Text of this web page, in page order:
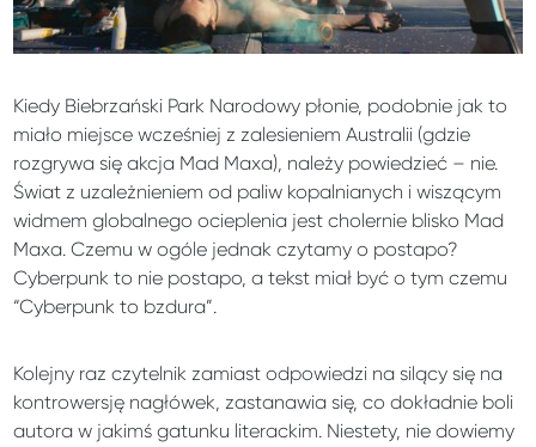
Kiedy Biebrzański Park Narodowy płonie, podobnie jak to
miało miejsce wcześniej z zalesieniem Australii (gdzie
rozgrywa się akcja Mad Maxa), należy powiedzieć – nie.
Świat z uzależnieniem od paliw kopalnianych i wiszącym
widmem globalnego ocieplenia jest cholernie blisko Mad
Maxa. Czemu w ogóle jednak czytamy o postapo?
Cyberpunk to nie postapo, a tekst miał być o tym czemu
“Cyberpunk to bzdura”.
Kolejny raz czytelnik zamiast odpowiedzi na silący się na
kontrowersję nagłówek, zastanawia się, co dokładnie boli
autora w jakimś gatunku literackim. Niestety, nie dowiemy